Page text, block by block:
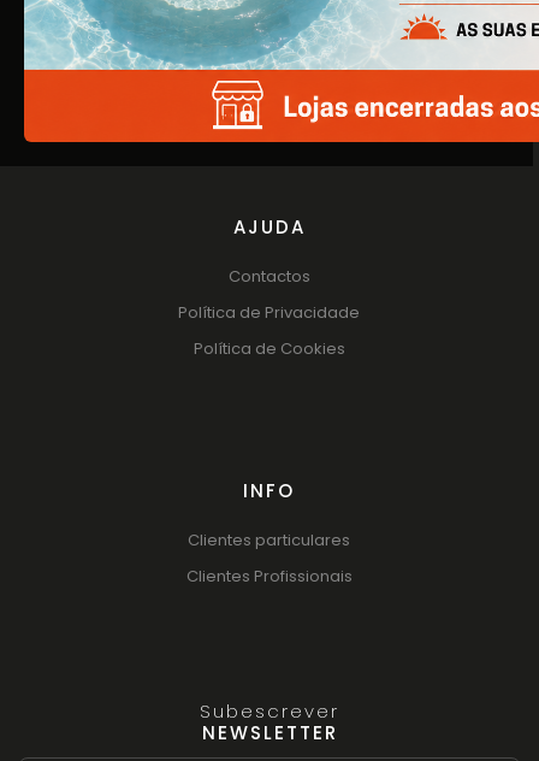
Quem Somos
Produtos
Catálogos
AJUDA
Contactos
Política de Privacidade
Política de Cookies
INFO
Clientes particulares
Clientes Profissionais
Subescrever
NEWSLETTER